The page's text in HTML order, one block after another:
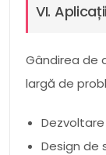
VI.
Gândirea de
largă de
Design de